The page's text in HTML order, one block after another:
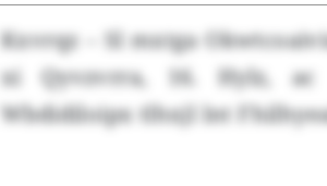
Kxvrqz – Sl mxtga
xi Qyvzvrra, 16. Hylz, ac
Wbdidiloipx tlhxjl lnt